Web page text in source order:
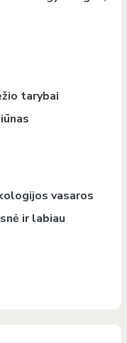
tarybai
vasaros
ir labiau